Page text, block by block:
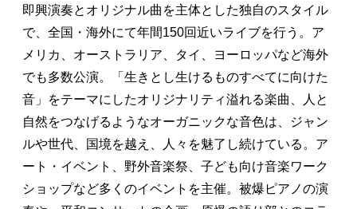
即興演奏とオリジナル曲を主体とした独自のスタイル
で、全国・海外にて年間150回近いライブを行う。ア
メリカ、オーストラリア、タイ、ヨーロッパなど海外
でも多数公演。「生きとし生けるものすべてに向けた
音」をテーマにしたオリジナリティ溢れる楽曲、人と
自然をつなげるようなオーガニックな音色は、ジャン
ルや世代、国境を越え、人々を魅了し続けている。ア
ート・イベント、野外音楽祭、子ども向け音楽ワーク
ショップなど多くのイベントを主催。被爆ピアノの演